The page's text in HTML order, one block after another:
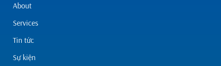
About
Services
Tin tức
Sự kiện